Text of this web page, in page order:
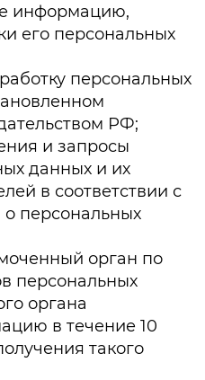
информацию,
его персональных
персональных
РФ;
и запросы
данных и их
в соответствии с
персональных
орган по
персональных
органа
в течение 10
такого